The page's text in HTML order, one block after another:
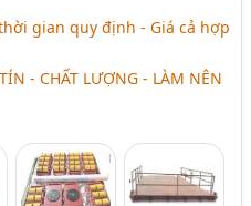
gian quy định - Giá cả hợp
- CHẤT LƯỢNG - LÀM NÊN